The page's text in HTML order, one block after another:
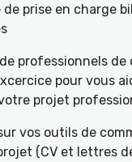
de prise en charge
professionnels
pour vous
projet
vos outils de
(CV et lettres